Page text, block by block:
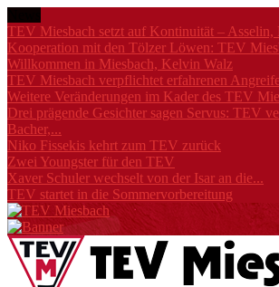
TEV Miesbach setzt auf Kontinuität – Asselin,
Kooperation mit den Tölzer Löwen: TEV
Willkommen in Miesbach, Kelvin Walz
TEV Miesbach verpflichtet erfahrenen
Weitere Veränderungen im Kader des TEV
Drei prägende Gesichter sagen Servus: TEV
Bacher,...
Niko Fissekis kehrt zum TEV zurück
Zwei Youngster für den TEV
Xaver Schuler wechselt von der Isar an die...
TEV startet in die Sommervorbereitung